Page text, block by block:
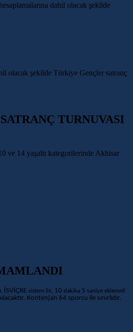
dahil olacak şekilde
olacak şekilde Türkiye Gençler satranç
TURNUVASI
ve 14 yaşaltı kategorilerinde Akhisar
, İSVİÇRE sistem ile, 10 dakika 5 saniye eklemeli
Kontenjan 64 sporcu ile sınırlıdır.